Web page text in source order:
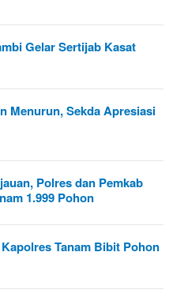
Gelar Sertijab Kasat
Menurun, Sekda Apresiasi
Polres dan Pemkab
1.999 Pohon
Tanam Bibit Pohon